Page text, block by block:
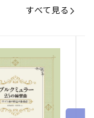
すべて見る